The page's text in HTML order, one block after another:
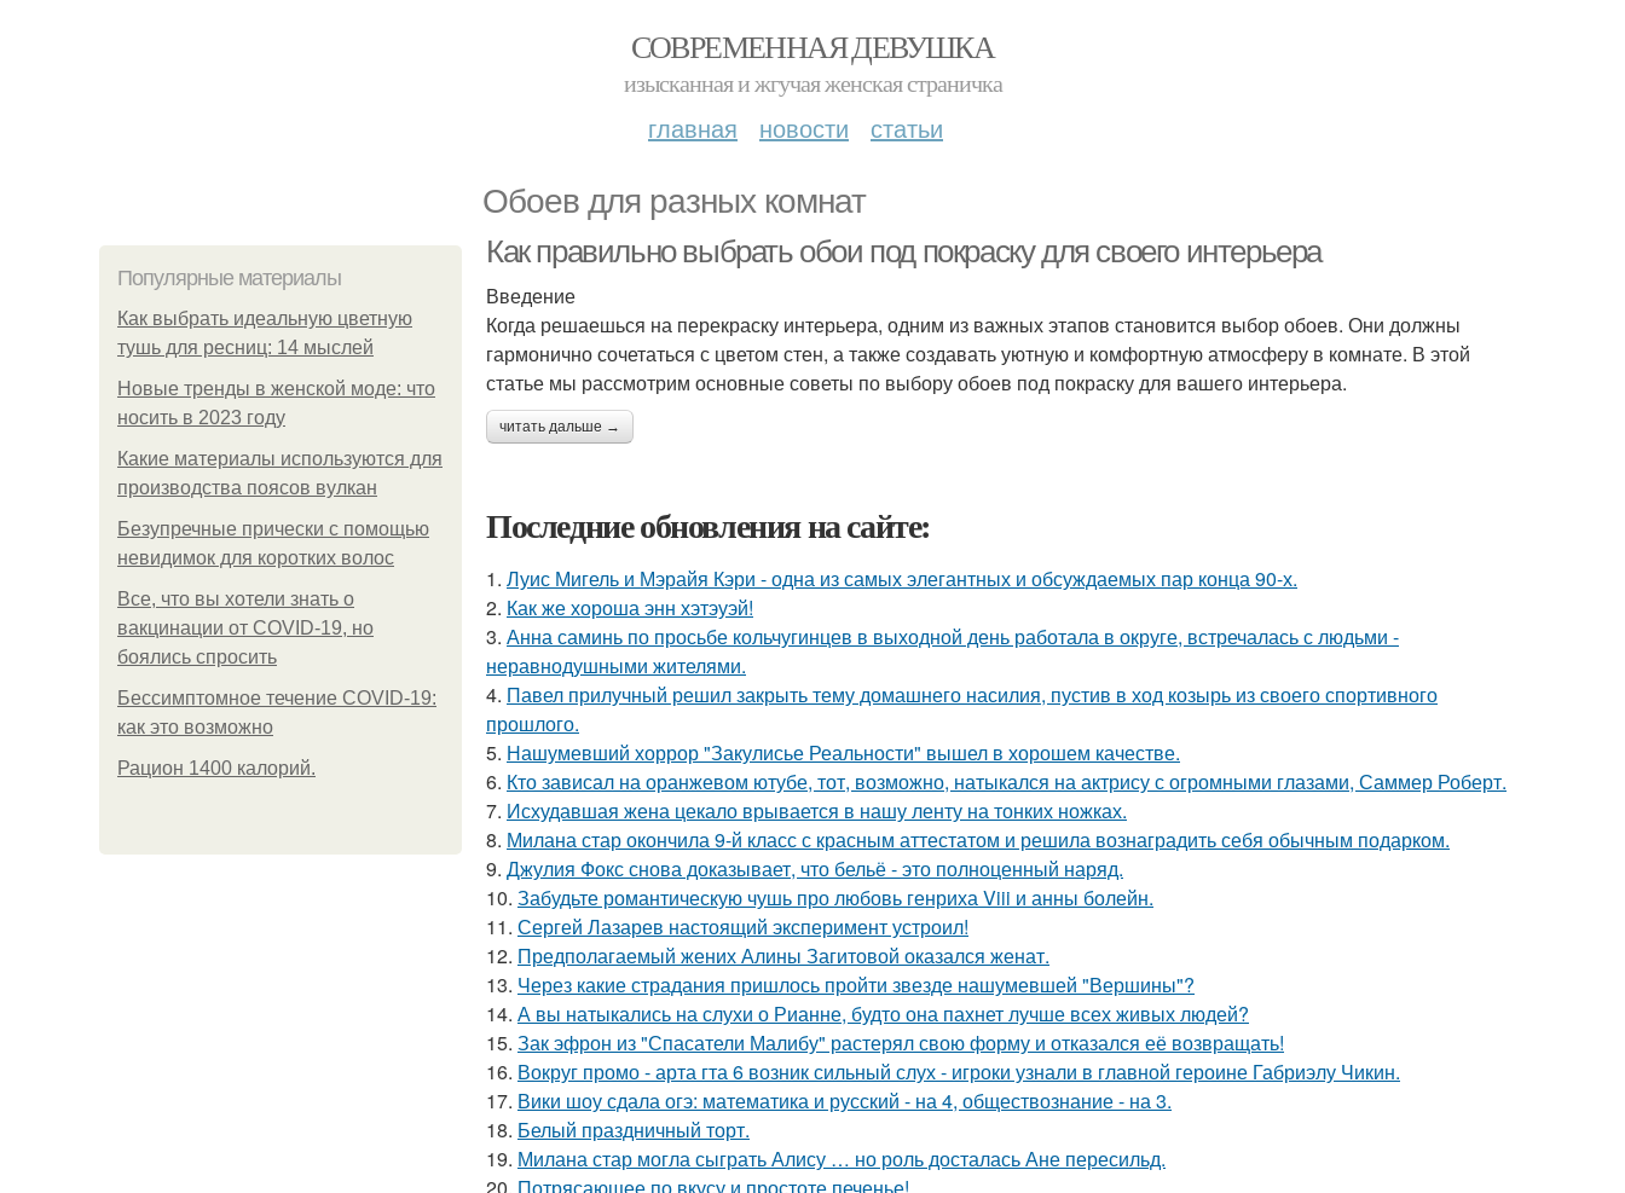
СОВРЕМЕННАЯ ДЕВУШКА
изысканная и жгучая женская страничка
главная новости статьи
Обоев для разных комнат
Популярные материалы
Как выбрать идеальную цветную
тушь для ресниц: 14 мыслей
Новые тренды в женской моде: что
носить в 2023 году
Какие материалы используются для
производства поясов вулкан
Безупречные прически с помощью
невидимок для коротких волос
Все, что вы хотели знать о
вакцинации от COVID-19, но
боялись спросить
Бессимптомное течение COVID-19:
как это возможно
Рацион 1400 калорий.
Как правильно выбрать обои под покраску для своего интерьера
Введение
Когда решаешься на перекраску интерьера, одним из важных этапов становится выбор обоев. Они должны
гармонично сочетаться с цветом стен, а также создавать уютную и комфортную атмосферу в комнате. В этой
статье мы рассмотрим основные советы по выбору обоев под покраску для вашего интерьера.
читать дальше →
Последние обновления на сайте:
1. Луис Мигель и Мэрайя Кэри - одна из самых элегантных и обсуждаемых пар конца 90-х.
2. Как же хороша энн хэтэуэй!
3. Анна саминь по просьбе кольчугинцев в выходной день работала в округе, встречалась с людьми -
неравнодушными жителями.
4. Павел прилучный решил закрыть тему домашнего насилия, пустив в ход козырь из своего спортивного
прошлого.
5. Нашумевший хоррор "Закулисье Реальности" вышел в хорошем качестве.
6. Кто зависал на оранжевом ютубе, тот, возможно, натыкался на актрису с огромными глазами, Саммер Роберт.
7. Исхудавшая жена цекало врывается в нашу ленту на тонких ножках.
8. Милана стар окончила 9-й класс с красным аттестатом и решила вознаградить себя обычным подарком.
9. Джулия Фокс снова доказывает, что бельё - это полноценный наряд.
10. Забудьте романтическую чушь про любовь генриха Viii и анны болейн.
11. Сергей Лазарев настоящий эксперимент устроил!
12. Предполагаемый жених Алины Загитовой оказался женат.
13. Через какие страдания пришлось пройти звезде нашумевшей "Вершины"?
14. А вы натыкались на слухи о Рианне, будто она пахнет лучше всех живых людей?
15. Зак эфрон из "Спасатели Малибу" растерял свою форму и отказался её возвращать!
16. Вокруг промо - арта гта 6 возник сильный слух - игроки узнали в главной героине Габриэлу Чикин.
17. Вики шоу сдала огэ: математика и русский - на 4, обществознание - на 3.
18. Белый праздничный торт.
19. Милана стар могла сыграть Алису … но роль досталась Ане пересильд.